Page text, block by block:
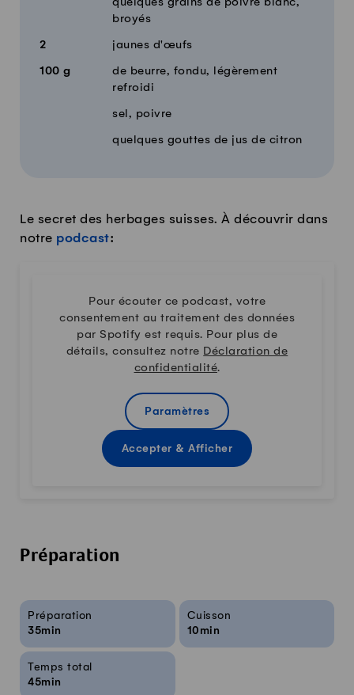
broyés
2 jaunes d'œufs
100 g
de beurre, fondu, légèrement
refroidi
sel, poivre
quelques gouttes de jus de citron
Le secret des herbages suisses. À découvrir dans
notre podcast:
Pour écouter ce podcast, votre
consentement au traitement des données
par Spotify est requis. Pour plus de
détails, consultez notre Déclaration de
confidentialité.
Paramètres
Accepter & Afficher
Préparation
Infos sur la recette
Préparation
35min
Cuisson
10min
Temps total
45min